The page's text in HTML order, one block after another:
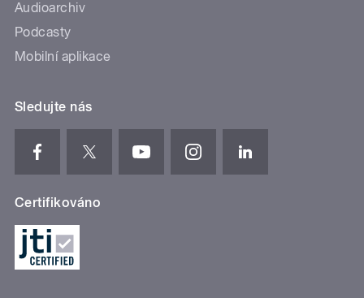
Audioarchiv
Podcasty
Mobilní aplikace
Sledujte nás
Certifikováno